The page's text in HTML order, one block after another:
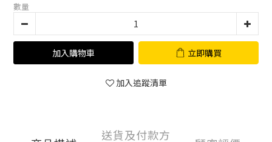
數量
加入購物車 立即購買
加入追蹤清單
送貨及付款方